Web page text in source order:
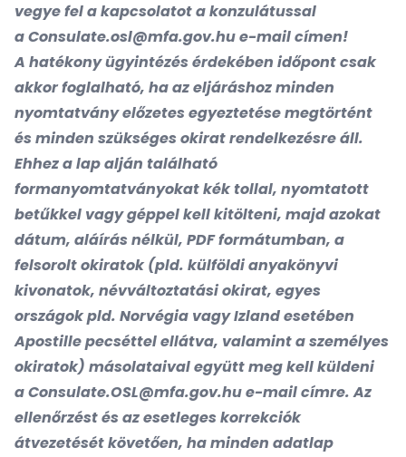
vegye fel a kapcsolatot a konzulátussal
aConsulate.osl@mfa.gov.hue-mail címen!
A hatékony ügyintézés érdekében időpont csak
akkor foglalható, ha az eljáráshoz minden
nyomtatvány előzetes egyeztetése megtörtént
és minden szükséges okirat rendelkezésre áll.
Ehhez a lap alján található
formanyomtatványokat kék tollal, nyomtatott
betűkkel vagy géppel kell kitölteni, majd azokat
dátum, aláírás nélkül, PDF formátumban, a
felsorolt okiratok (pld. külföldi anyakönyvi
kivonatok, névváltoztatási okirat, egyes
országok pld. Norvégia vagy Izland esetében
Apostille pecséttel ellátva, valamint a személyes
okiratok) másolataival együtt meg kell küldeni
aConsulate.OSL@mfa.gov.hue-mail címre. Az
ellenőrzést és az esetleges korrekciók
átvezetését követően, ha minden adatlap